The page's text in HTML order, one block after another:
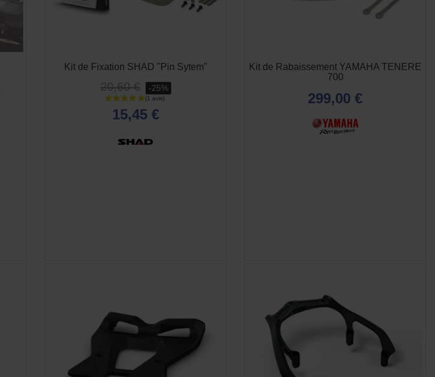
Kit de Fixation SHAD "Pin Sytem"
20,60 € -25%
15,45 €
Kit de Rabaissement YAMAHA TENERE
700
299,00 €